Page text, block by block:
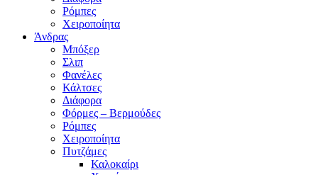
Ρόμπες
Χειροποίητα
Άνδρας
Μπόξερ
Σλιπ
Φανέλες
Κάλτσες
Διάφορα
Φόρμες – Βερμούδες
Ρόμπες
Χειροποίητα
Πυτζάμες
Καλοκαίρι